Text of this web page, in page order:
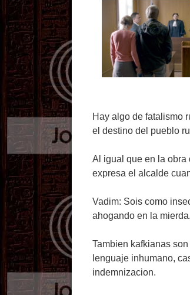
Hay algo de fatalismo
el destino del pueblo
Al igual que en la obra
expresa el alcalde
Vadim: Sois como
ahogando en la mierda.
Tambien kafkianas
lenguaje inhumano,
indemnizacion.